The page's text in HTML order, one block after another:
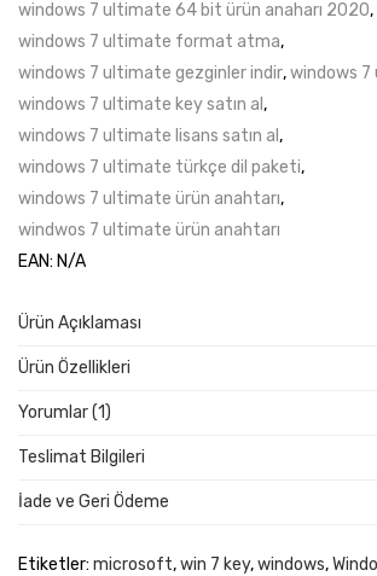
windows 7 ultimate 64 bit ürün anaharı 2020,
windows 7 ultimate format atma,
windows 7 ultimate gezginler indir,windows
windows 7 ultimate key satın al ,
windows 7 ultimate lisans satın al ,
windows 7 ultimate türkçe dil paketi,
windows 7 ultimate ürün anahtarı,
windwos 7 ultimate ürün anahtarı
EAN: N/A
Ürün Açıklaması
Ürün Özellikleri
Yorumlar (1)
Teslimat Bilgileri
İade ve Geri Ödeme
Etiketler: microsoft,win 7 key,windows,